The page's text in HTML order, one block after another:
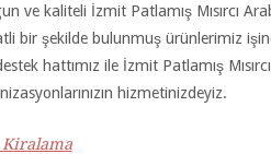
ve kaliteli İzmit Patlamış Mısırcı
bir şekilde bulunmuş ürünlerimiz
hattımız ile İzmit Patlamış
hizmetinizdeyiz.
Kiralama